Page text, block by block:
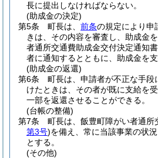
長に提出しなければならない。
(助成金の決定)
第5条
町長は、 前条の規定により申
きは、その内容を審査し、助成金
者通所交通費助成金交付決定通知書
者に通知するとともに、助成金を支
(助成金の返還)
第6条
町長は、申請者が不正な手段
けたときは、その者が既に支給を
一部を返還させることができる。
(台帳の整備)
第7条
町長は、飯豊町障がい者通所
第3号)を備え、常に当該事業の状
とする。
(その他)